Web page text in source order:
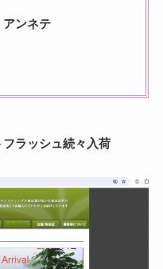
アンネテ
ラッシュ続々入荷